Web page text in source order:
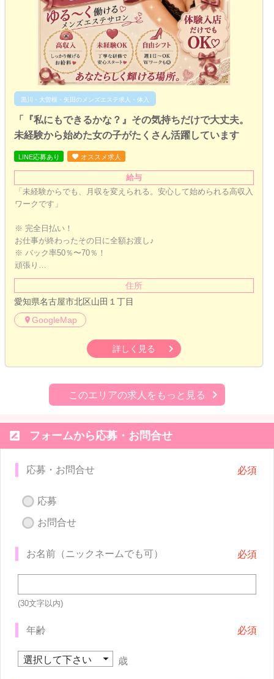
黒川・大曽根・矢田のメンズエステ求人・体入
「『私にもできるかな？』その気持ちだけで大丈夫。
未経験から始めた女の子がたくさん活躍しています
LINE応募あり オススメ求人
給与
「未経験からでも、月収を変えられる。安心して始められる高収入
ワークです」
※ 完全日払い！
お仕事が終わったその日に全額お渡し♪
※ バック率50％〜70％！
頑張り…
住所
愛知県名古屋市北区山田１丁目
GoogleMap
詳しく見る
このエリアの求人をもっと見る
 フォームから応募・お問合せ
応募・お問合せ
応募
お問合せ
お名前（ニックネームでも可）
(30文字以内)
年齢
歳